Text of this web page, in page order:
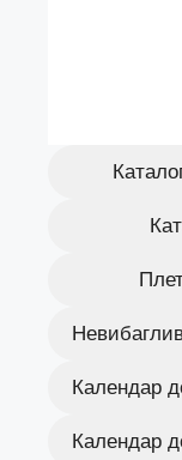
Календар
Календар